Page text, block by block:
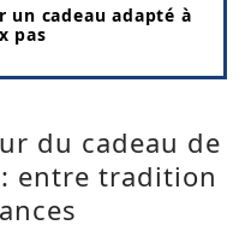
un cadeau adapté à
pas
du cadeau de
entre tradition